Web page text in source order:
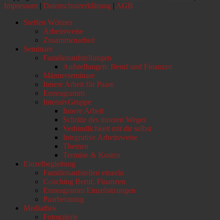
Impressum | Datenschutzerklärung | AGB
oben
Steffen Wöhner
Arbeitsweise
Zusammenarbeit
Seminare
Familienaufstellungen
Aufstellungen: Beruf und Finanzen
Männerseminare
Innere Arbeit für Paare
Enneagramm
IntensivGruppe
Innere Arbeit
Schritte des inneren Weges
Verbindlichkeit mit dir selbst
Integrative Arbeitsweise
Themen
Termine & Kosten
Einzelbegleitung
Familienaufstellen einzeln
Coaching Beruf, Finanzen
Enneagramm Einzelsitzungen
Paarberatung
Mediathek
Fotogalerie